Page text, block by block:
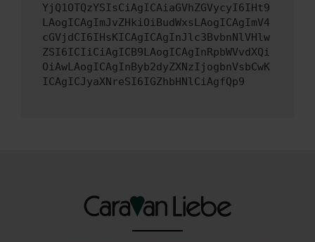
YjQ1OTQzYSIsCiAgICAiaGVhZGVycyI6IHt9
LAogICAgImJvZHkiOiBudWxsLAogICAgImV4
cGVjdCI6IHsKICAgICAgInJlc3BvbnNlVHlw
ZSI6ICIiCiAgICB9LAogICAgInRpbWVvdXQi
OiAwLAogICAgInByb2dyZXNzIjogbnVsbCwK
ICAgICJyaXNreSI6IGZhbHNlCiAgfQp9